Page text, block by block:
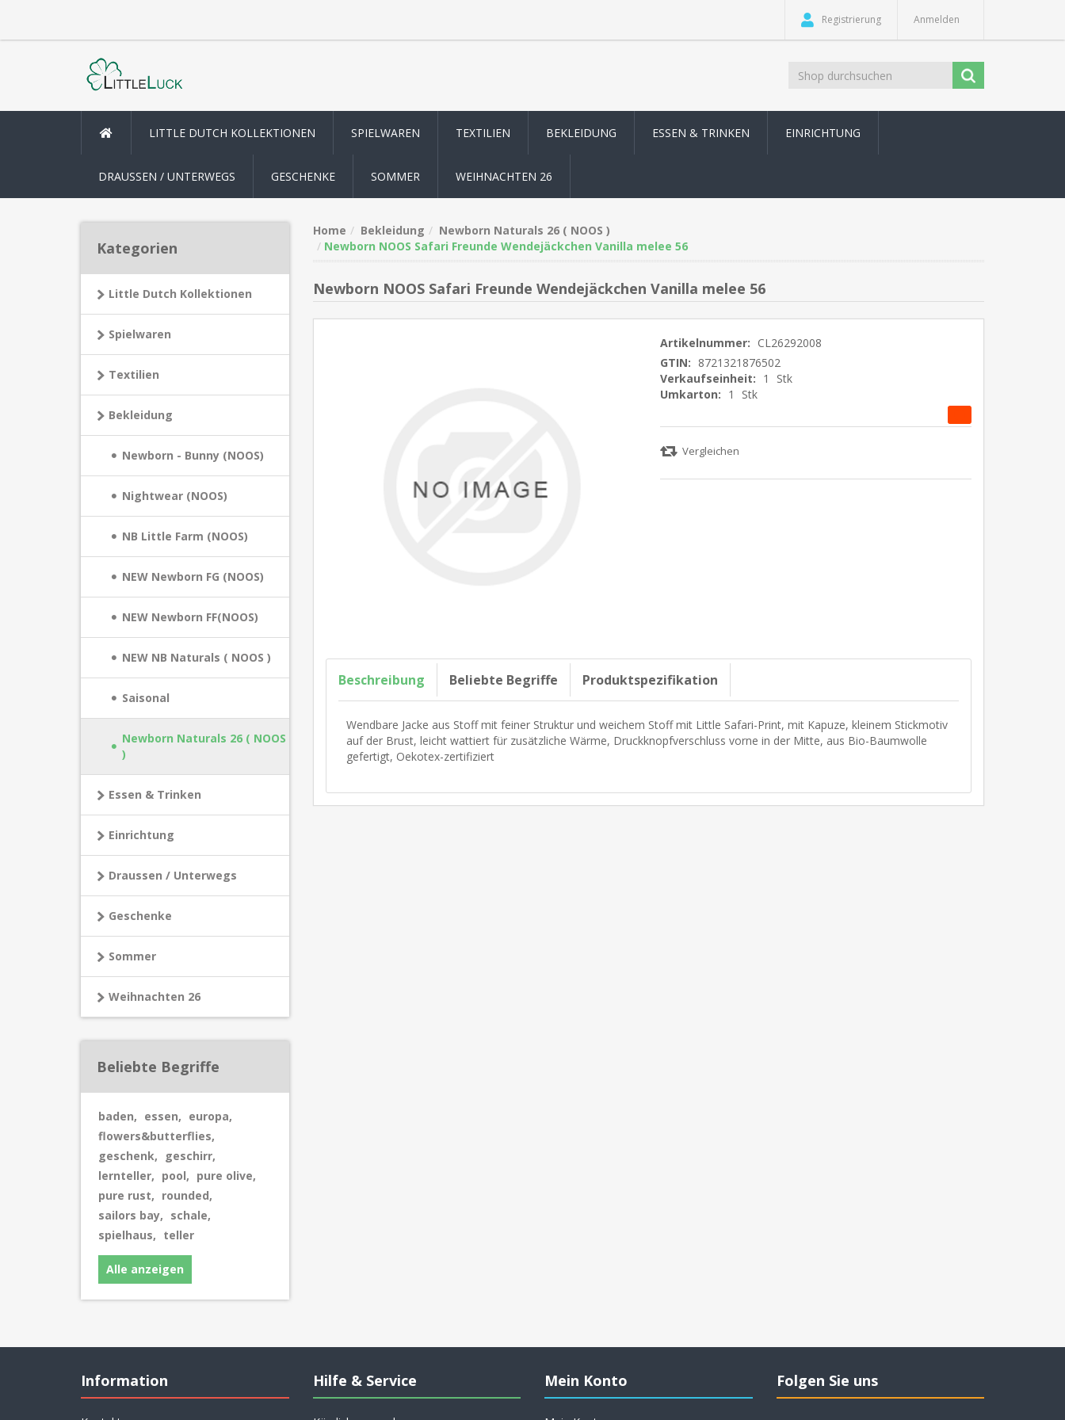
Registrierung Anmelden
LITTLE DUTCH KOLLEKTIONEN SPIELWAREN TEXTILIEN BEKLEIDUNG ESSEN & TRINKEN EINRICHTUNG
DRAUSSEN / UNTERWEGS GESCHENKE SOMMER WEIHNACHTEN 26
Kategorien
Little Dutch Kollektionen
Spielwaren
Textilien
Bekleidung
Newborn - Bunny (NOOS)
Nightwear (NOOS)
NB Little Farm (NOOS)
NEW Newborn FG (NOOS)
NEW Newborn FF(NOOS)
NEW NB Naturals ( NOOS )
Saisonal
Newborn Naturals 26 ( NOOS
)
Essen & Trinken
Einrichtung
Draussen / Unterwegs
Geschenke
Sommer
Weihnachten 26
Beliebte Begriffe
baden, essen, europa,
flowers&butterflies,
geschenk, geschirr,
lernteller, pool, pure olive,
pure rust, rounded,
sailors bay, schale,
spielhaus, teller
Alle anzeigen
Home Bekleidung
Newborn Naturals 26 ( NOOS )
Newborn NOOS Safari Freunde Wendejäckchen Vanilla melee 56
Newborn NOOS Safari Freunde Wendejäckchen Vanilla melee 56
Artikelnummer: CL26292008
GTIN: 8721321876502
Verkaufseinheit: 1
Stk
Umkarton: 1 Stk
Beschreibung Beliebte Begriffe Produktspezifikation
Wendbare Jacke aus Stoff mit feiner Struktur und weichem Stoff mit Little Safari-Print, mit Kapuze, kleinem Stickmotiv
auf der Brust, leicht wattiert für zusätzliche Wärme, Druckknopfverschluss vorne in der Mitte, aus Bio-Baumwolle
gefertigt, Oekotex-zertifiziert
Information Hilfe & Service Mein Konto Folgen Sie uns